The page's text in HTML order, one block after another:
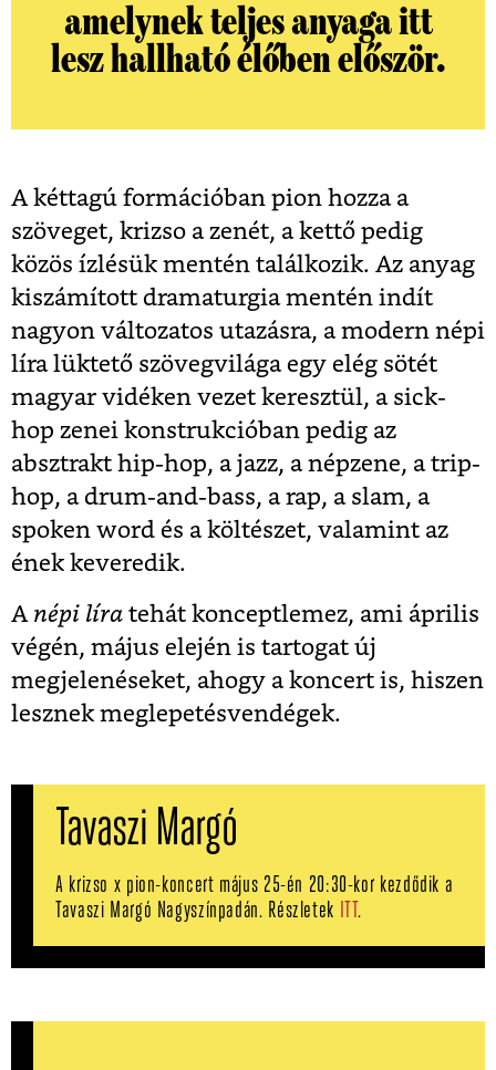
amelynek teljes anyaga itt
lesz hallható élőben először.
A kéttagú formációban pion hozza a
szöveget, krizso a zenét, a kettő pedig
közös ízlésük mentén találkozik. Az anyag
kiszámított dramaturgia mentén indít
nagyon változatos utazásra, a modern népi
líra lüktető szövegvilága egy elég sötét
magyar vidéken vezet keresztül, a sick-
hop zenei konstrukcióban pedig az
absztrakt hip-hop, a jazz, a népzene, a trip-
hop, a drum-and-bass, a rap, a slam, a
spoken word és a költészet, valamint az
ének keveredik.
A népi líra tehát konceptlemez, ami április
végén, május elején is tartogat új
megjelenéseket, ahogy a koncert is, hiszen
lesznek meglepetésvendégek.
Tavaszi Margó
A krizso x pion-koncert május 25-én 20:30-kor kezdődik a
Tavaszi Margó Nagyszínpadán. Részletek ITT.